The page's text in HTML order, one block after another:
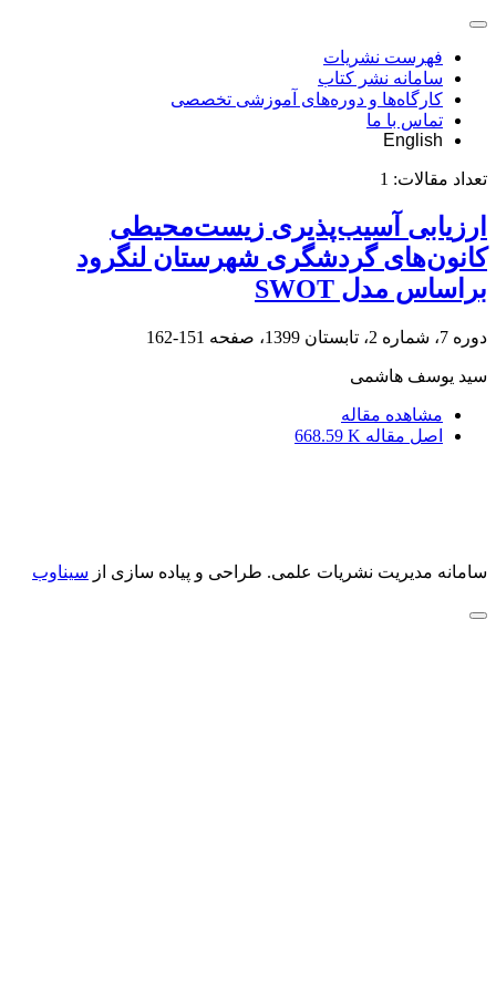
فهرست نشریات
سامانه نشر کتاب
کارگاه‌ها و دوره‌های آموزشی تخصصی
تماس با ما
English
تعداد مقالات: 1
ارزیابی آسیب‌پذیری زیست‌محیطی
کانون‌های گردشگری شهرستان لنگرود
براساس مدل SWOT
دوره 7، شماره 2، تابستان 1399، صفحه 151-162
سید یوسف هاشمی
مشاهده مقاله
اصل مقاله 668.59 K
سامانه مدیریت نشریات علمی. طراحی و پیاده سازی از سیناوب